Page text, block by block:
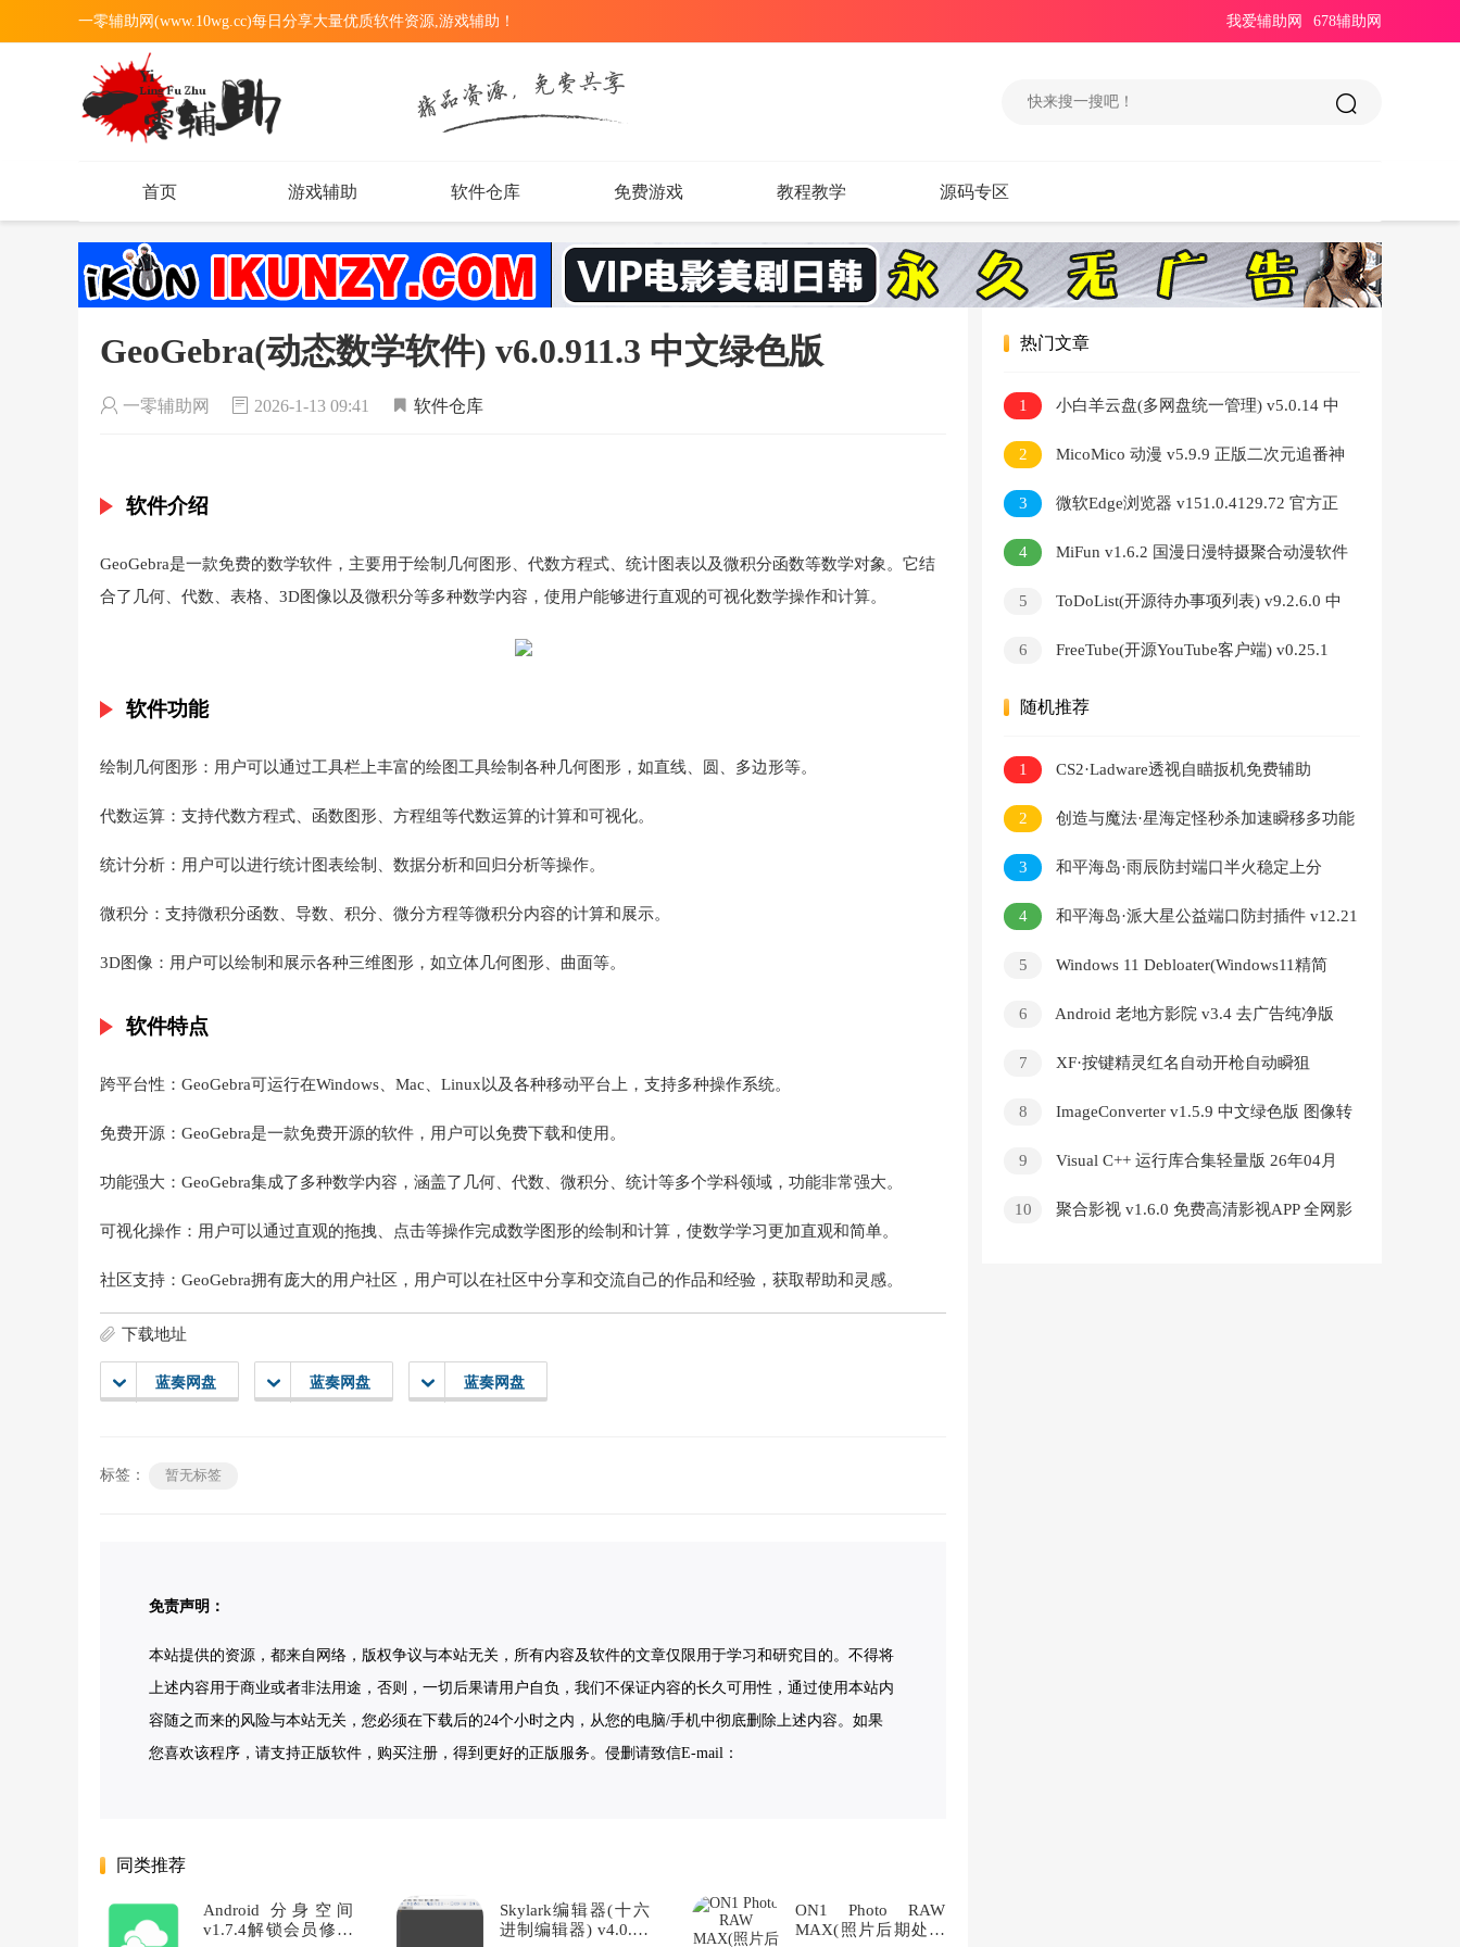
一零辅助网(www.10wg.cc)每日分享大量优质软件资源,游戏辅助！ 678辅助网
我爱辅助网
首页 游戏辅助 软件仓库 免费游戏 教程教学 源码专区
GeoGebra(动态数学软件) v6.0.911.3 中文绿色版
一零辅助网 2026-1-13 09:41 软件仓库
软件介绍
GeoGebra是一款免费的数学软件，主要用于绘制几何图形、代数方程式、统计图表以及微积分函数等数学对象。它结
合了几何、代数、表格、3D图像以及微积分等多种数学内容，使用户能够进行直观的可视化数学操作和计算。
软件功能
绘制几何图形：用户可以通过工具栏上丰富的绘图工具绘制各种几何图形，如直线、圆、多边形等。
代数运算：支持代数方程式、函数图形、方程组等代数运算的计算和可视化。
统计分析：用户可以进行统计图表绘制、数据分析和回归分析等操作。
微积分：支持微积分函数、导数、积分、微分方程等微积分内容的计算和展示。
3D图像：用户可以绘制和展示各种三维图形，如立体几何图形、曲面等。
软件特点
跨平台性：GeoGebra可运行在Windows、Mac、Linux以及各种移动平台上，支持多种操作系统。
免费开源：GeoGebra是一款免费开源的软件，用户可以免费下载和使用。
功能强大：GeoGebra集成了多种数学内容，涵盖了几何、代数、微积分、统计等多个学科领域，功能非常强大。
可视化操作：用户可以通过直观的拖拽、点击等操作完成数学图形的绘制和计算，使数学学习更加直观和简单。
社区支持：GeoGebra拥有庞大的用户社区，用户可以在社区中分享和交流自己的作品和经验，获取帮助和灵感。
下载地址
蓝奏网盘 蓝奏网盘 蓝奏网盘
标签： 暂无标签
免责声明：
本站提供的资源，都来自网络，版权争议与本站无关，所有内容及软件的文章仅限用于学习和研究目的。不得将
上述内容用于商业或者非法用途，否则，一切后果请用户自负，我们不保证内容的长久可用性，通过使用本站内
容随之而来的风险与本站无关，您必须在下载后的24个小时之内，从您的电脑/手机中彻底删除上述内容。如果
您喜欢该程序，请支持正版软件，购买注册，得到更好的正版服务。侵删请致信E-mail：
同类推荐
Android 分身空间
v1.7.4解锁会员修复
Skylark编辑器(十六
进制编辑器) v4.0.12
ON1 Photo RAW
MAX(照片后期处理
热门文章
1
小白羊云盘(多网盘统一管理) v5.0.14 中
文绿色版
2
MicoMico 动漫 v5.9.9 正版二次元追番神
器
3
微软Edge浏览器 v151.0.4129.72 官方正
式版
4
MiFun v1.6.2 国漫日漫特摄聚合动漫软件
5
ToDoList(开源待办事项列表) v9.2.6.0 中
6
FreeTube(开源YouTube客户端) v0.25.1
随机推荐
1 CS2·Ladware透视自瞄扳机免费辅助
2
创造与魔法·星海定怪秒杀加速瞬移多功能
插件 v7.7
3
和平海岛·雨辰防封端口半火稳定上分
v10.1
4
和平海岛·派大星公益端口防封插件 v12.21
5
Windows 11 Debloater(Windows11精简
6
Android 老地方影院 v3.4 去广告纯净版
7
XF·按键精灵红名自动开枪自动瞬狙
8
ImageConverter v1.5.9 中文绿色版 图像转
9
Visual C++ 运行库合集轻量版 26年04月
10
聚合影视 v1.6.0 免费高清影视APP 全网影